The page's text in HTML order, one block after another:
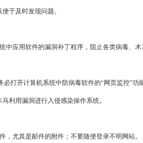
于及时发现问题。
中应用软件的漏洞补丁程序，阻止各类病毒、木
必打开计算机系统中防病毒软件的“网页监控”
利用漏洞进行入侵感染操作系统。
，尤其是邮件的附件；不要随便登录不明网站。